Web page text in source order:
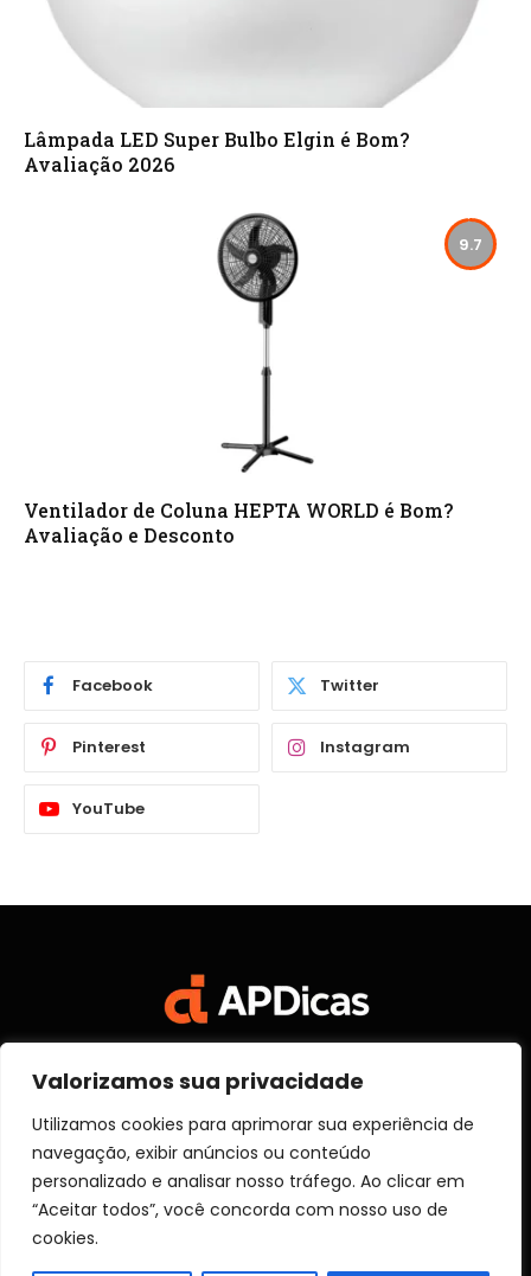
Valorizamos sua privacidade
Utilizamos cookies para aprimorar sua experiência de
navegação, exibir anúncios ou conteúdo
personalizado e analisar nosso tráfego. Ao clicar em
“Aceitar todos”, você concorda com nosso uso de
cookies.
Lâmpada LED Super Bulbo Elgin é Bom?
Avaliação 2026
9.7
Ventilador de Coluna HEPTA WORLD é Bom?
Avaliação e Desconto
Facebook Twitter
Pinterest Instagram
YouTube
(Twitter)
SOBRE NÓS
POLITICA DE PRIVACIDADE
TERMOS DE USO